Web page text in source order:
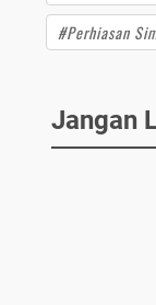
#Perhiasan
Jangan